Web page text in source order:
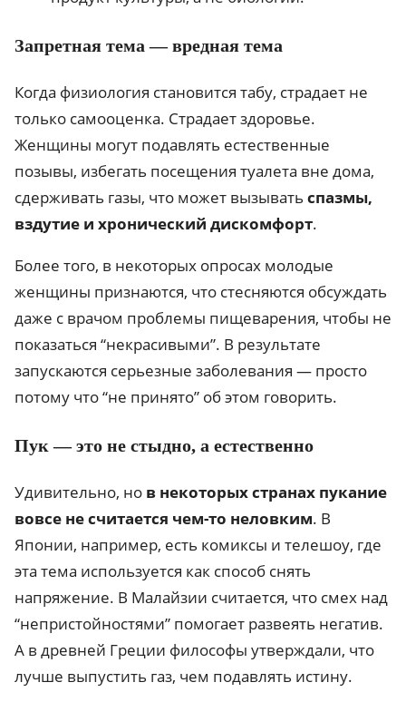
Запретная тема — вредная тема
Когда физиология становится табу, страдает не
только самооценка. Страдает здоровье.
Женщины могут подавлять естественные
позывы, избегать посещения туалета вне дома,
сдерживать газы, что может вызывать спазмы,
вздутие и хронический дискомфорт.
Более того, в некоторых опросах молодые
женщины признаются, что стесняются обсуждать
даже с врачом проблемы пищеварения, чтобы не
показаться “некрасивыми”. В результате
запускаются серьезные заболевания — просто
потому что “не принято” об этом говорить.
Пук — это не стыдно, а естественно
Удивительно, но в некоторых странах пукание
вовсе не считается чем-то неловким. В
Японии, например, есть комиксы и телешоу, где
эта тема используется как способ снять
напряжение. В Малайзии считается, что смех над
“непристойностями” помогает развеять негатив.
А в древней Греции философы утверждали, что
лучше выпустить газ, чем подавлять истину.